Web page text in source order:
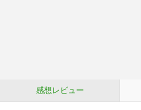
感想レビュー